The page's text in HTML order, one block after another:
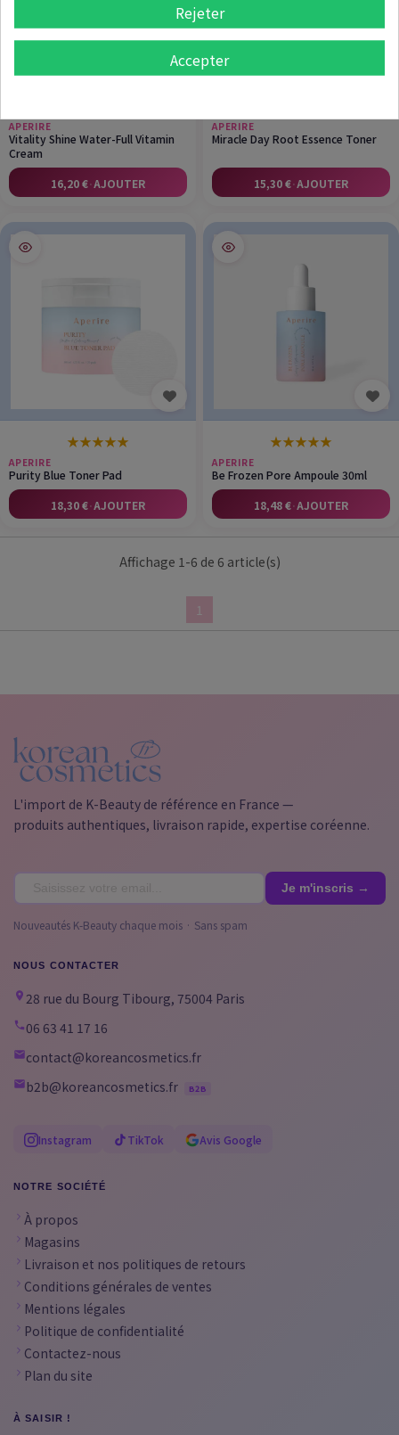
APERIRE
Vitality Shine Water-Full Vitamin
Cream
16,20 €·AJOUTER
APERIRE
Miracle Day Root Essence Toner
15,30 €·AJOUTER
★★★★★
APERIRE
Purity Blue Toner Pad
18,30 €·AJOUTER
★★★★★
APERIRE
Be Frozen Pore Ampoule 30ml
18,48 €·AJOUTER
Affichage 1-6 de 6 article(s)
1
L'import de K-Beauty de référence en France —
produits authentiques, livraison rapide, expertise coréenne.
Nouveautés K-Beauty chaque mois · Sans spam
NOUS CONTACTER
28 rue du Bourg Tibourg, 75004 Paris
06 63 41 17 16
contact@koreancosmetics.fr
b2b@koreancosmetics.fr
B2B
Instagram TikTok Avis Google
NOTRE SOCIÉTÉ
À propos
Magasins
Livraison et nos politiques de retours
Conditions générales de ventes
Mentions légales
Politique de confidentialité
Contactez-nous
Plan du site
À SAISIR !
Rejeter
Accepter